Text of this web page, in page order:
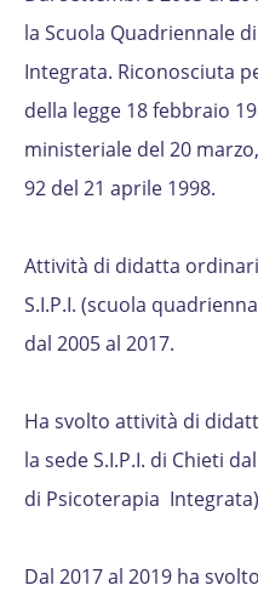
la Scuola Quadriennale
Integrata. Riconosciuta
della legge 18 febbraio
ministeriale del 20
92 del 21 aprile 1998.
Attività di didatta
S.I.P.I. (scuola
dal 2005 al 2017.
Ha svolto attività di
la sede S.I.P.I. di Chieti
di Psicoterapia
Dal 2017 al 2019 ha